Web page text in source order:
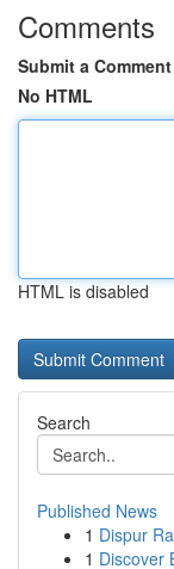
Comments
Submit a Comment
No HTML
HTML is disabled
Search
Published News
1 Dispur
1 Discover